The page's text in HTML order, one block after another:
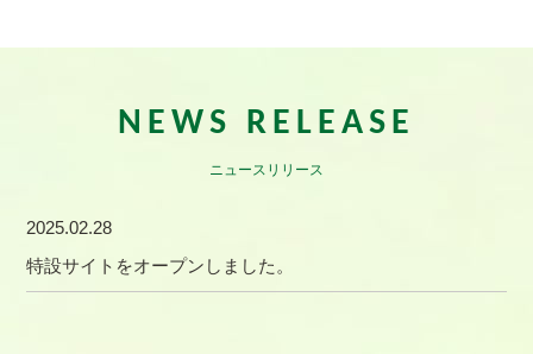
NEWS RELEASE
ニュースリリース
2025.02.28
特設サイトをオープンしました。